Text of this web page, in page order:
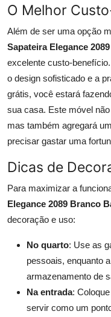
O Melhor
Além de ser uma opção
Sapateira Elegance
excelente custo-
o design sofisticado e a
grátis, você estará
sua casa. Este móvel
mas também agregará
precisar gastar uma
Dicas de
Para maximizar a
Elegance 2089 Branco
decoração e uso:
No quarto: Use as
pessoais, enquanto
armazenamento de
Na entrada:
servir como um